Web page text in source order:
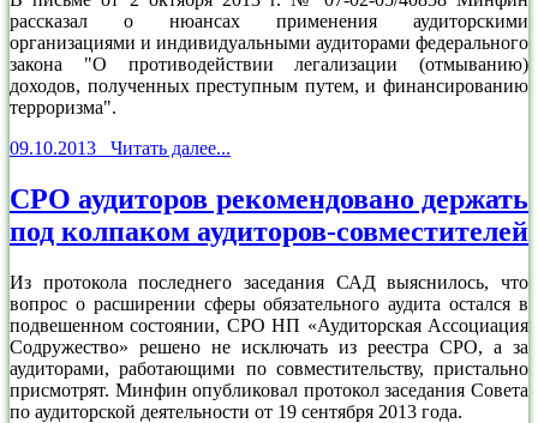
рассказал о нюансах применения аудиторскими
организациями и индивидуальными аудиторами федерального
закона "О противодействии легализации (отмыванию)
доходов, полученных преступным путем, и финансированию
терроризма".
09.10.2013 Читать далее...
СРО аудиторов рекомендовано держать
под колпаком аудиторов-совместителей
Из протокола последнего заседания САД выяснилось, что
вопрос о расширении сферы обязательного аудита остался в
подвешенном состоянии, СРО НП «Аудиторская Ассоциация
Содружество» решено не исключать из реестра СРО, а за
аудиторами, работающими по совместительству, пристально
присмотрят. Минфин опубликовал протокол заседания Совета
по аудиторской деятельности от 19 сентября 2013 года.